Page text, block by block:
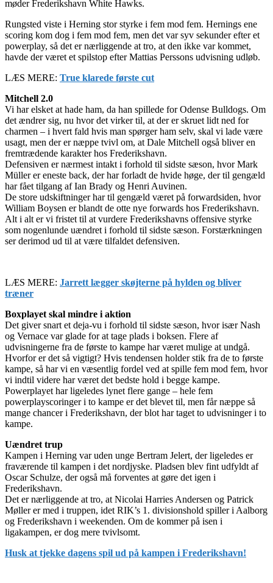
møder Frederikshavn White Hawks.
Rungsted viste i Herning stor styrke i fem mod fem. Hernings ene
scoring kom dog i fem mod fem, men det var syv sekunder efter et
powerplay, så det er nærliggende at tro, at den ikke var kommet,
havde der været et spilstop efter Mattias Perssons udvisning udløb.
LÆS MERE: True klarede første cut
Mitchell 2.0
Vi har elsket at hade ham, da han spillede for Odense Bulldogs. Om
det ændrer sig, nu hvor det virker til, at der er skruet lidt ned for
charmen – i hvert fald hvis man spørger ham selv, skal vi lade være
usagt, men der er næppe tvivl om, at Dale Mitchell også bliver en
fremtrædende karakter hos Frederikshavn.
Defensiven er nærmest intakt i forhold til sidste sæson, hvor Mark
Müller er eneste back, der har forladt de hvide høge, der til gengæld
har fået tilgang af Ian Brady og Henri Auvinen.
De store udskiftninger har til gengæld været på forwardsiden, hvor
William Boysen er blandt de otte nye forwards hos Frederikshavn.
Alt i alt er vi fristet til at vurdere Frederikshavns offensive styrke
som nogenlunde uændret i forhold til sidste sæson. Forstærkningen
ser derimod ud til at være tilfaldet defensiven.
LÆS MERE: Jarrett lægger skøjterne på hylden og bliver
træner
Boxplayet skal mindre i aktion
Det giver snart et deja-vu i forhold til sidste sæson, hvor især Nash
og Vernace var glade for at tage plads i boksen. Flere af
udvisningerne fra de første to kampe har været mulige at undgå.
Hvorfor er det så vigtigt? Hvis tendensen holder stik fra de to første
kampe, så har vi en væsentlig fordel ved at spille fem mod fem, hvor
vi indtil videre har været det bedste hold i begge kampe.
Powerplayet har ligeledes lynet flere gange – hele fem
powerplayscoringer i to kampe er det blevet til, men får næppe så
mange chancer i Frederikshavn, der blot har taget to udvisninger i to
kampe.
Uændret trup
Kampen i Herning var uden unge Bertram Jelert, der ligeledes er
fraværende til kampen i det nordjyske. Pladsen blev fint udfyldt af
Oscar Schulze, der også må forventes at gøre det igen i
Frederikshavn.
Det er nærliggende at tro, at Nicolai Harries Andersen og Patrick
Møller er med i truppen, idet RIK’s 1. divisionshold spiller i Aalborg
og Frederikshavn i weekenden. Om de kommer på isen i
ligakampen, er dog mere tvivlsomt.
Husk at tjekke dagens spil ud på kampen i Frederikshavn!